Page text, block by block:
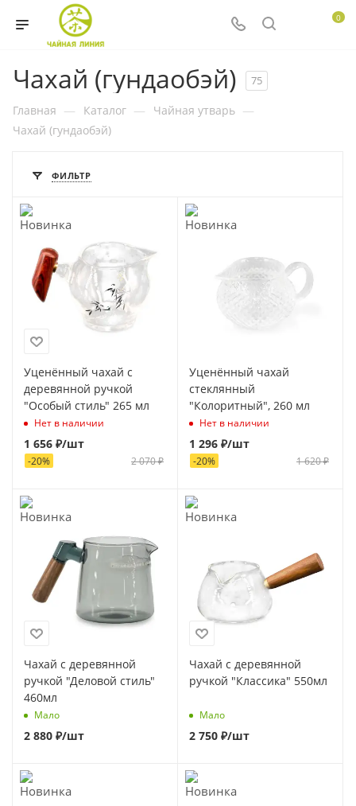
0
Чахай (гундаобэй) 75
Главная — Каталог — Чайная утварь —
Чахай (гундаобэй)
ФИЛЬТР
Уценённый чахай с
деревянной ручкой
"Особый стиль" 265 мл
Нет в наличии
1 656 ₽/шт
2 070₽
-20%
Уценённый чахай
стеклянный
"Колоритный", 260 мл
Нет в наличии
1 296 ₽/шт
1 620₽
-20%
Чахай с деревянной
ручкой "Деловой стиль"
460мл
Мало
2 880 ₽/шт
Чахай с деревянной
ручкой "Классика" 550мл
Мало
2 750 ₽/шт